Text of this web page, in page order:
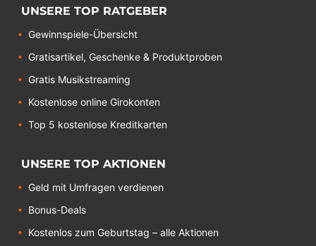
UNSERE TOP RATGEBER
Gewinnspiele-Übersicht
Gratisartikel, Geschenke & Produktproben
Gratis Musikstreaming
Kostenlose online Girokonten
Top 5 kostenlose Kreditkarten
UNSERE TOP AKTIONEN
Geld mit Umfragen verdienen
Bonus-Deals
Kostenlos zum Geburtstag – alle Aktionen